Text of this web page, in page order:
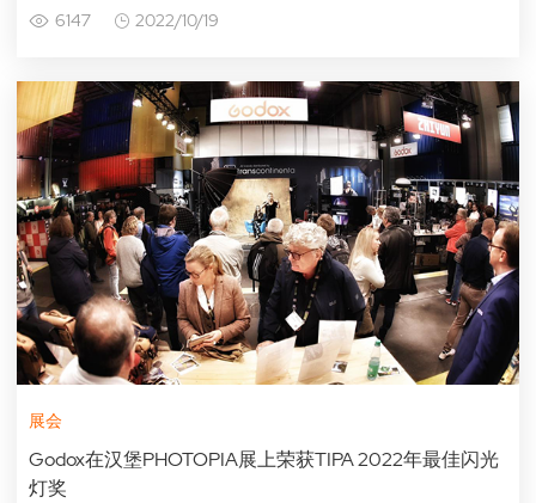
6147 2022/10/19
展会
Godox在汉堡PHOTOPIA展上荣获TIPA 2022年最佳闪光
灯奖